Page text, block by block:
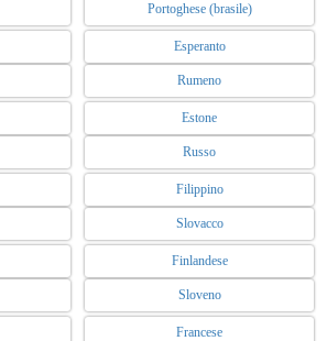
Portoghese (brasile)
Esperanto
Rumeno
Estone
Russo
Filippino
Slovacco
Finlandese
Sloveno
Francese